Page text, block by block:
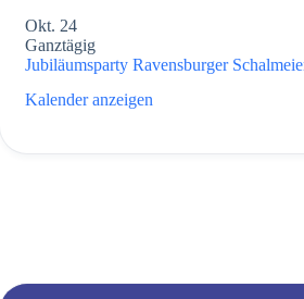
Okt. 24
Ganztägig
Jubiläumsparty Ravensburger
Kalender anzeigen